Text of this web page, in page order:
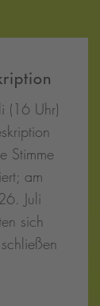
(16 Uhr)
Stimme
am
Juli
sich